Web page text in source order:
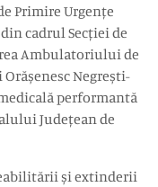
Primire Urgențe
cadrul Secției de
Ambulatoriului de
Negrești-
performantă
Județean de
și extinderii